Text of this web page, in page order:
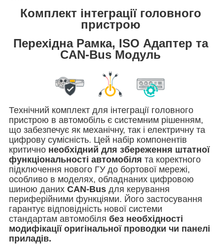
Комплект інтеграції головного
пристрою
Перехідна Рамка, ISO Адаптер та
CAN-Bus Модуль
Технічний комплект для інтеграції головного
пристрою в автомобіль є системним рішенням,
що забезпечує як механічну, так і електричну та
цифрову сумісність. Цей набір компонентів
критично необхідний для збереження штатної
функціональності автомобіля та коректного
підключення нового ГУ до бортової мережі,
особливо в моделях, обладнаних цифровою
шиною даних CAN-Bus для керування
периферійними функціями. Його застосування
гарантує відповідність нової системи
стандартам автомобіля без необхідності
модифікації оригінальної проводки чи панелі
приладів.